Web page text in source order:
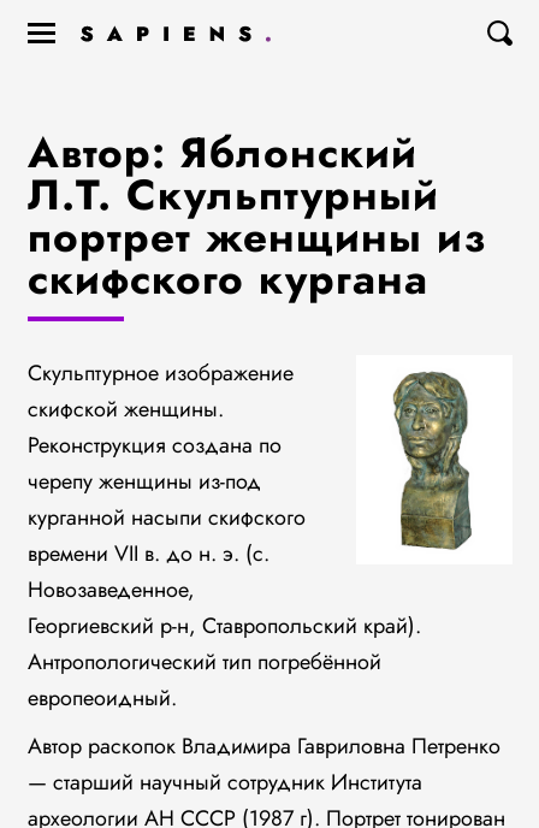
Автор: Яблонский
Л.Т. Скульптурный
портрет женщины из
скифского кургана
Скульптурное изображение
скифской женщины.
Реконструкция создана по
черепу женщины из-под
курганной насыпи скифского
времени VII в. до н. э. (с.
Новозаведенное,
Георгиевский р-н, Ставропольский край).
Антропологический тип погребённой
европеоидный.
Автор раскопок Владимира Гавриловна Петренко
— старший научный сотрудник Института
археологии АН СССР (1987 г). Портрет тонирован